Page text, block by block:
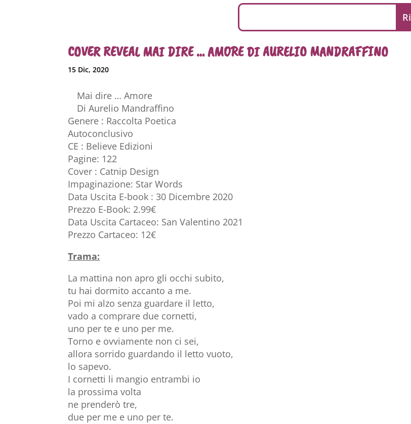
COVER REVEAL MAI DIRE … AMORE DI AURELIO MANDRAFFINO
15 Dic, 2020
Mai dire … Amore
Di Aurelio Mandraffino
Genere : Raccolta Poetica
Autoconclusivo
CE : Believe Edizioni
Pagine: 122
Cover : Catnip Design
Impaginazione: Star Words
Data Uscita E-book : 30 Dicembre 2020
Prezzo E-Book: 2.99€
Data Uscita Cartaceo: San Valentino 2021
Prezzo Cartaceo: 12€
Trama:
La mattina non apro gli occhi subito,
tu hai dormito accanto a me.
Poi mi alzo senza guardare il letto,
vado a comprare due cornetti,
uno per te e uno per me.
Torno e ovviamente non ci sei,
allora sorrido guardando il letto vuoto,
lo sapevo.
I cornetti li mangio entrambi io
la prossima volta
ne prenderò tre,
due per me e uno per te.